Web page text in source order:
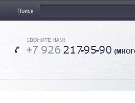
Поиск: